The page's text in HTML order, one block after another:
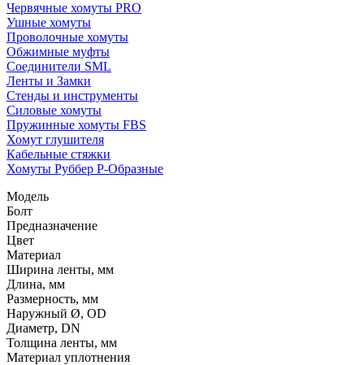
Червячные хомуты PRO
Ушные хомуты
Проволочные хомуты
Обжимные муфты
Соединители SML
Ленты и Замки
Стенды и инструменты
Силовые хомуты
Пружинные хомуты FBS
Хомут глушителя
Кабельные стяжки
Хомуты Руббер Р-Образные
Модель
Болт
Предназначение
Цвет
Материал
Ширина ленты, мм
Длина, мм
Размерность, мм
Наружный Ø, OD
Диаметр, DN
Толщина ленты, мм
Материал уплотнения